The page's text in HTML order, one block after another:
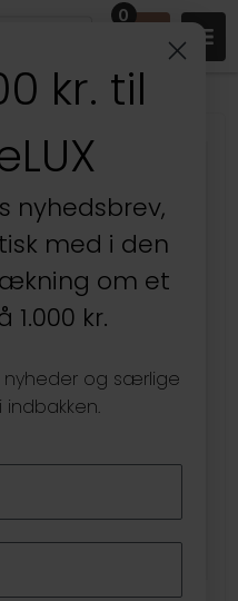
0
kr. til
nyhedsbrev,
med i den
om et
kr.
nyheder og særlige